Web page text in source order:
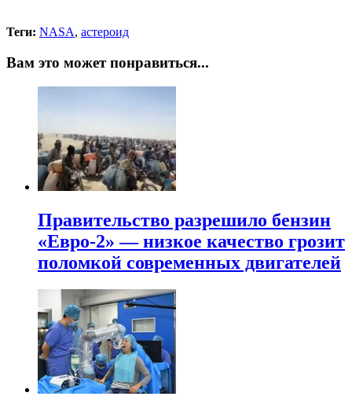
Теги: NASA, астероид
Вам это может понравиться...
Правительство разрешило бензин
«Евро-2» — низкое качество грозит
поломкой современных двигателей